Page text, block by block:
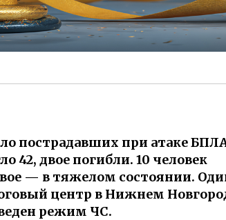
пострадавших при атаке
42, двое погибли. 10 человек
— в тяжелом состоянии.
центр в Нижнем
режим ЧС.